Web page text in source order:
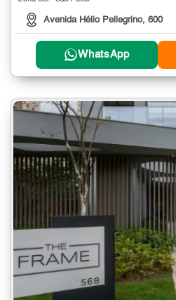
Avenida Hélio Pellegrino, 600
WhatsApp